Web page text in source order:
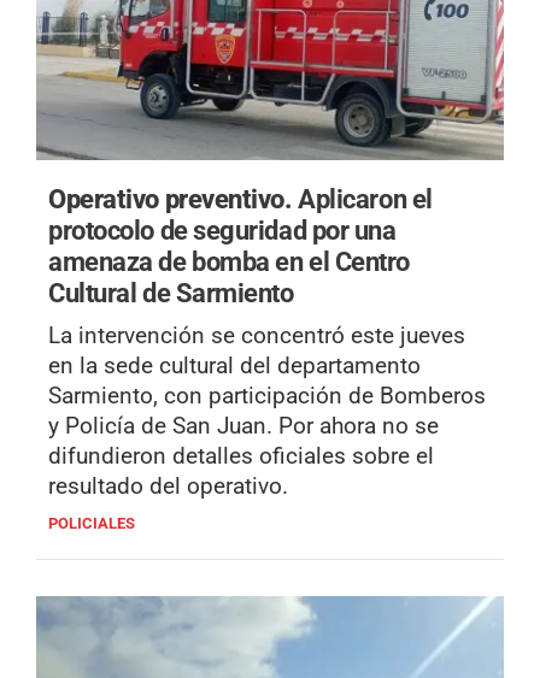
Operativo preventivo.Aplicaron el
protocolo de seguridad por una
amenaza de bomba en el Centro
Cultural de Sarmiento
La intervención se concentró este jueves
en la sede cultural del departamento
Sarmiento, con participación de Bomberos
y Policía de San Juan. Por ahora no se
difundieron detalles oficiales sobre el
resultado del operativo.
POLICIALES